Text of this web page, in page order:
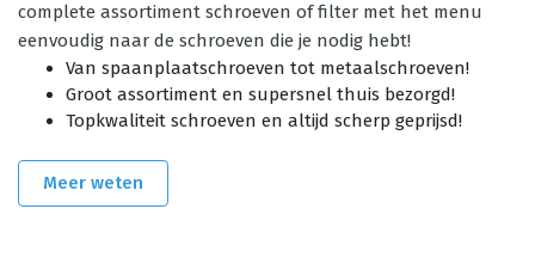
complete assortiment schroeven of filter met het menu
eenvoudig naar de schroeven die je nodig hebt!
Van spaanplaatschroeven tot metaalschroeven!
Groot assortiment en supersnel thuis bezorgd!
Topkwaliteit schroeven en altijd scherp geprijsd!
Meer weten